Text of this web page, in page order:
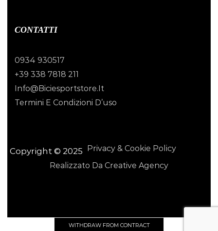
CONTATTI
0934 930517
+39 338 7818 211
Info@biciesportstore.it
Termini E Condizioni D’uso
Copyright © 2025
Privacy & Cookie Policy
Realizzato Da Creative Agency
WITHDRAW FROM CONTRACT